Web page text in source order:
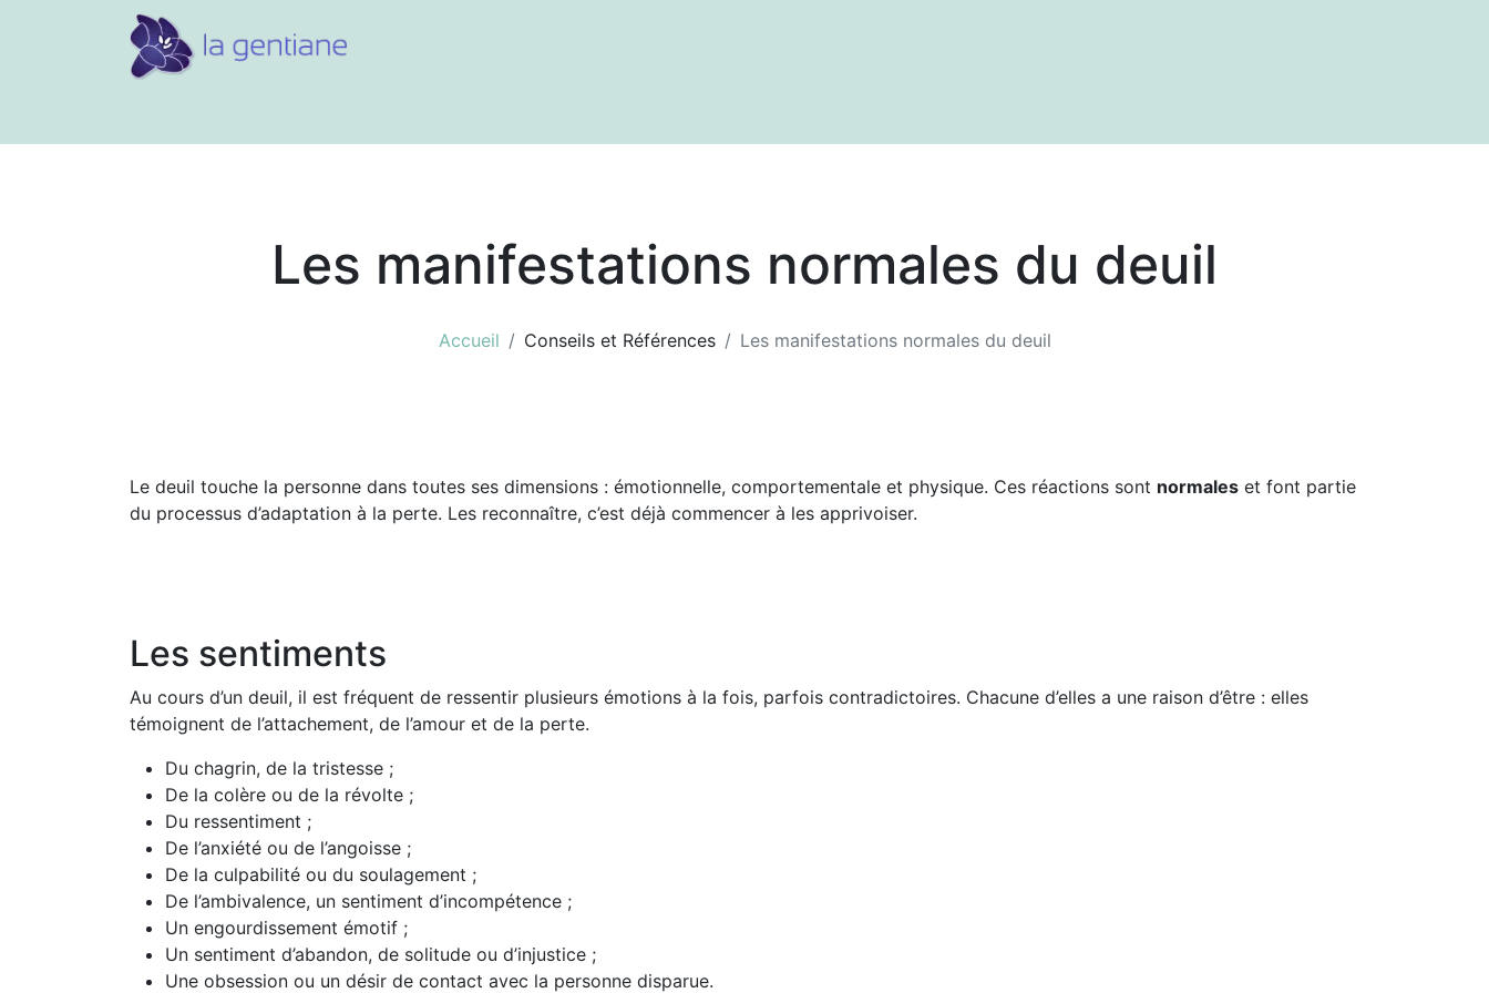
Les manifestations normales du deuil
Accueil Conseils et Références Les manifestations normales du deuil
Le deuil touche la personne dans toutes ses dimensions : émotionnelle, comportementale et physique. Ces réactions sont normales et font partie
du processus d’adaptation à la perte. Les reconnaître, c’est déjà commencer à les apprivoiser.
Les sentiments
Au cours d’un deuil, il est fréquent de ressentir plusieurs émotions à la fois, parfois contradictoires. Chacune d’elles a une raison d’être : elles
témoignent de l’attachement, de l’amour et de la perte.
Du chagrin, de la tristesse ;
De la colère ou de la révolte ;
Du ressentiment ;
De l’anxiété ou de l’angoisse ;
De la culpabilité ou du soulagement ;
De l’ambivalence, un sentiment d’incompétence ;
Un engourdissement émotif ;
Un sentiment d’abandon, de solitude ou d’injustice ;
Une obsession ou un désir de contact avec la personne disparue.